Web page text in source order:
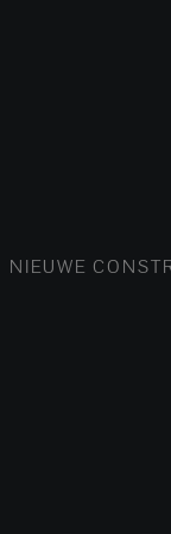
FLATS ENHUIZEN
NIEUWE